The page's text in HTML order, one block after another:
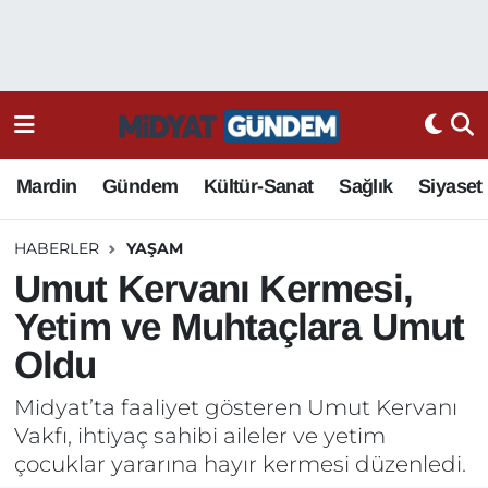
Mardin Gündem Kültür-Sanat Sağlık Siyaset
HABERLER YAŞAM
Umut Kervanı Kermesi,
Yetim ve Muhtaçlara Umut
Oldu
Midyat’ta faaliyet gösteren Umut Kervanı
Vakfı, ihtiyaç sahibi aileler ve yetim
çocuklar yararına hayır kermesi düzenledi.